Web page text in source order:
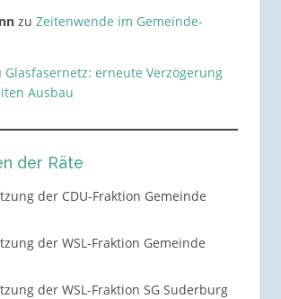
zu Zeitenwende im Gemeinde-
Glasfasernetz: erneute Verzögerung
Ausbau
der Räte
der CDU-Fraktion Gemeinde
der WSL-Fraktion Gemeinde
der WSL-Fraktion SG Suderburg